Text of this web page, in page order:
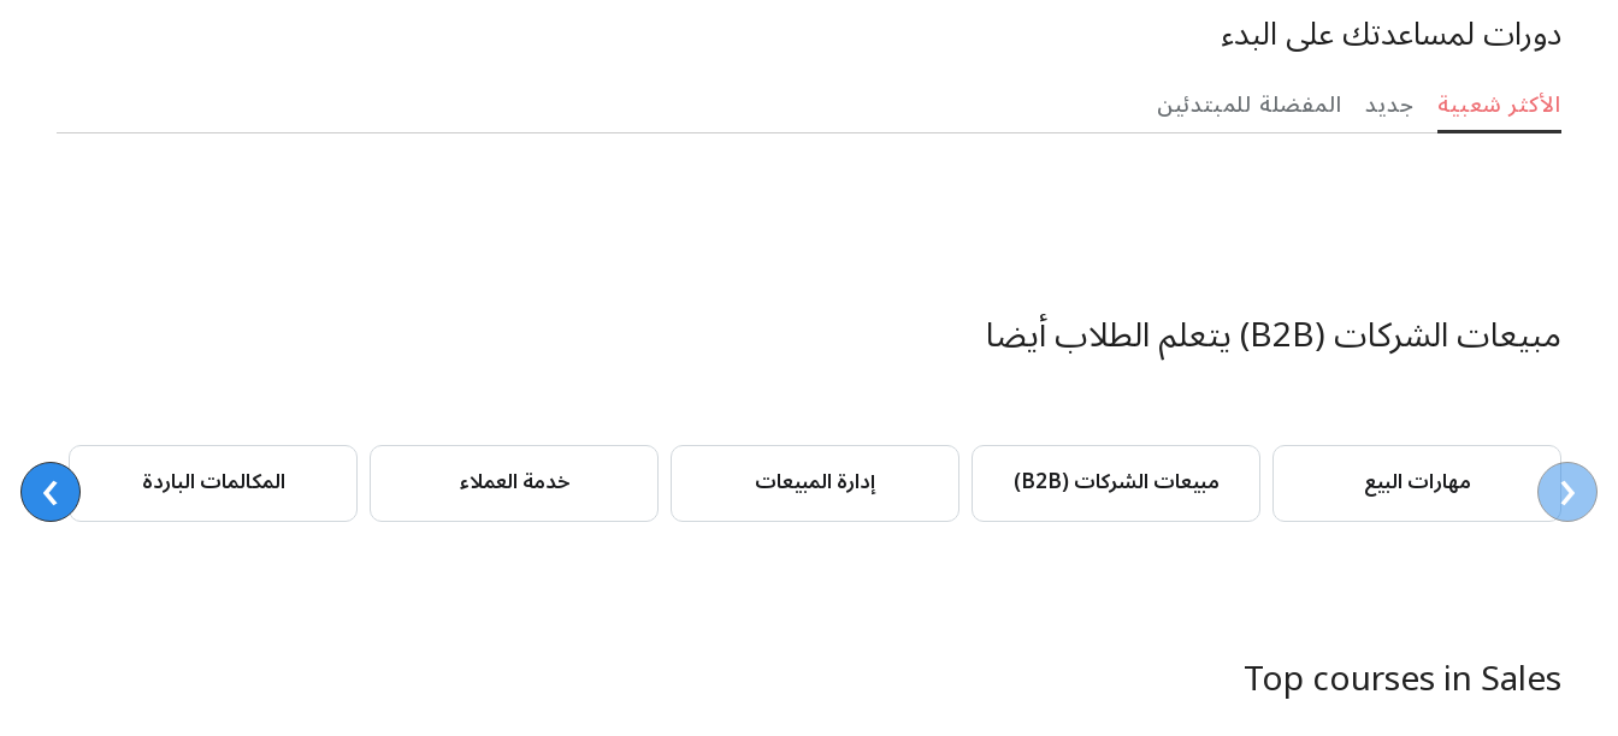
دورات لمساعدتك على البدء
الأكثر شعبية جديد المفضلة للمبتدئين
مبيعات الشركات (B2B) يتعلم الطلاب أيضا
مهارات البيع مبيعات الشركات (B2B) إدارة المبيعات خدمة العملاء المكالمات الباردة ‹
›
Top courses in Sales